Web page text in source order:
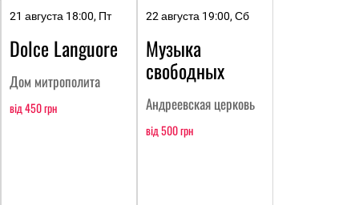
21 августа 18:00, Пт
Dolce Languore
Дом митрополита
від 450 грн
22 августа 19:00, Сб
Музыка
свободных
Андреевская церковь
від 500 грн